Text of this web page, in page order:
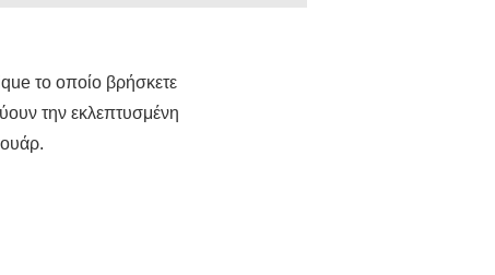
το οποίο βρήσκετε
την εκλεπτυσμένη